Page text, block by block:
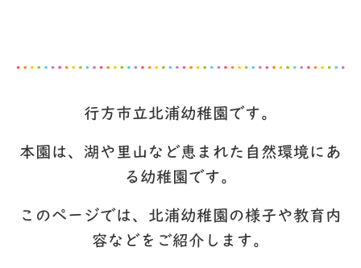
行方市立北浦幼稚園です。
本園は、湖や里山など恵まれた自然環境にあ
る幼稚園です。
このページでは、北浦幼稚園の様子や教育内
容などをご紹介します。